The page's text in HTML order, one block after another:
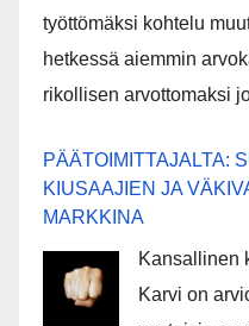
työttömäksi kohtelu
hetkessä aiemmin
rikollisen arvottomaksi
PÄÄTOIMITTAJALTA:
KIUSAAJIEN JA
MARKKINA
Kansallinen
Karvi on